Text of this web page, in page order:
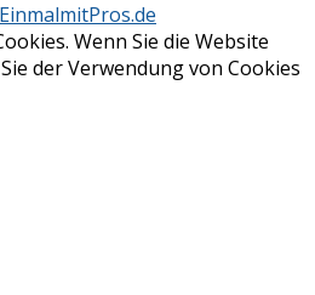
EinmalmitPros.de
Wenn Sie die Website
der Verwendung von Cookies